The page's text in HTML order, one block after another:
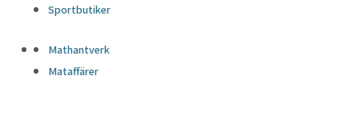
Sportbutiker
Mathantverk
Mataffärer